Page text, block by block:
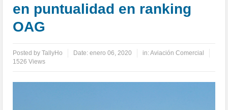
en puntualidad en ranking
OAG
Posted byTallyHo Date:enero 06, 2020 in:Aviación Comercial
1526 Views